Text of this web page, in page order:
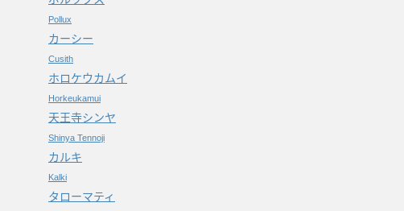
Pollux
カーシー
Cusith
ホロケウカムイ
Horkeukamui
天王寺シンヤ
Shinya Tennoji
カルキ
Kalki
タローマティ